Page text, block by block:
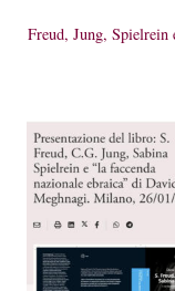
Freud, Jung, Spielrein